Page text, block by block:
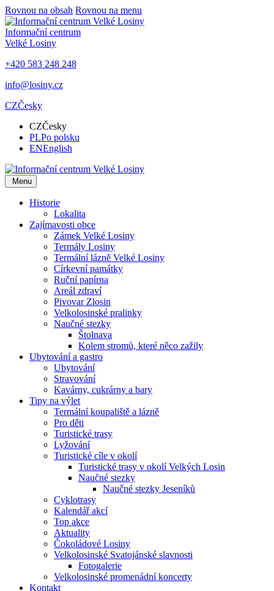
Rovnou na obsah Rovnou na menu
Informační centrum
Velké Losiny
+420 583 248 248
info@losiny.cz
CZČesky
CZČesky
PLPo polsku
ENEnglish
Menu
Historie
Lokalita
Zajímavosti obce
Zámek Velké Losiny
Termály Losiny
Termální lázně Velké Losiny
Církevní památky
Ruční papírna
Areál zdraví
Pivovar Zlosin
Velkolosinské pralinky
Naučné stezky
Štolnava
Kolem stromů, které něco zažily
Ubytování a gastro
Ubytování
Stravování
Kavárny, cukrárny a bary
Tipy na výlet
Termální koupaliště a lázně
Pro děti
Turistické trasy
Lyžování
Turistické cíle v okolí
Turistické trasy v okolí Velkých Losin
Naučné stezky
Naučné stezky Jeseníků
Cyklotrasy
Kalendář akcí
Top akce
Aktuality
Čokoládové Losiny
Velkolosinské Svatojánské slavnosti
Fotogalerie
Velkolosinské promenádní koncerty
Kontakt